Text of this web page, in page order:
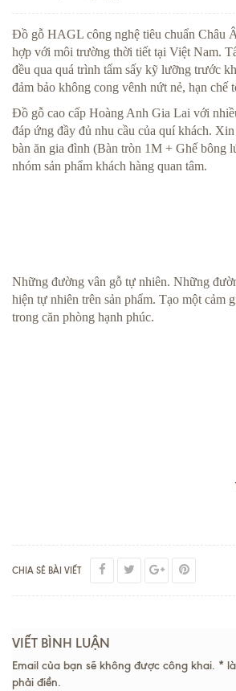
Đồ gỗ HAGL công nghệ tiêu chuẩn Châu
hợp với môi trường thời tiết tại Việt Nam.
đều qua quá trình tẩm sấy kỹ lưỡng trước
đảm bảo không cong vênh nứt nẻ, hạn chế
Đồ gỗ cao cấp Hoàng Anh Gia Lai với
đáp ứng đầy đủ nhu cầu của quí khách.
bàn ăn gia đình (Bàn tròn 1M + Ghế bông
nhóm sản phẩm khách hàng quan tâm.
Những đường vân gỗ tự nhiên. Những
hiện tự nhiên trên sản phẩm. Tạo một cảm
trong căn phòng hạnh phúc.
CHIA SẺ BÀI VIẾT
VIẾT BÌNH LUẬN
Email của bạn sẽ không được công khai. *
phải điền.